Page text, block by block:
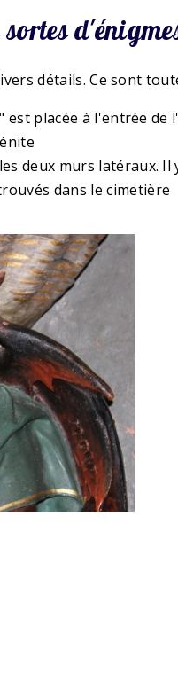
détails. Ce sont
placée à l'entrée
deux murs latéraux.
dans le cimetière